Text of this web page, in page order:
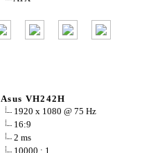
Asus VH242H
1920 x 1080 @ 75 Hz
16:9
2 ms
10000 : 1